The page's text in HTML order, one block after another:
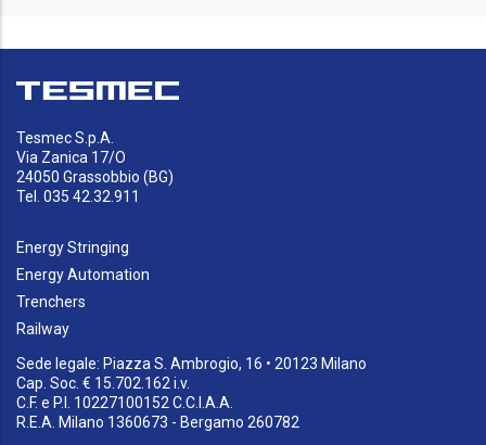
Tesmec S.p.A.
Via Zanica 17/O
24050 Grassobbio (BG)
Tel. 035 42.32.911
Energy Stringing
Energy Automation
Trenchers
Railway
Sede legale: Piazza S. Ambrogio, 16 • 20123 Milano
Cap. Soc. € 15.702.162 i.v.
C.F. e P.I. 10227100152 C.C.I.A.A.
R.E.A. Milano 1360673 - Bergamo 260782